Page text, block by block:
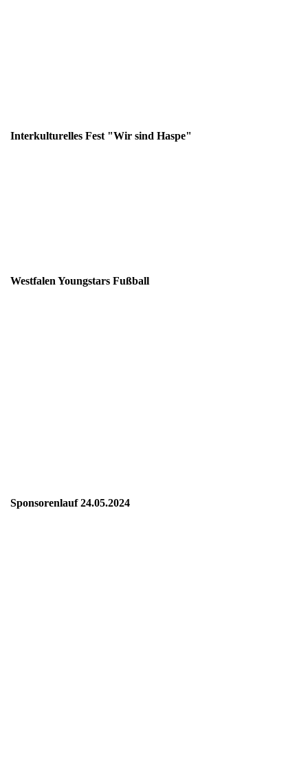
Interkulturelles Fest "Wir sind Haspe"
Westfalen Youngstars Fußball
Sponsorenlauf 24.05.2024